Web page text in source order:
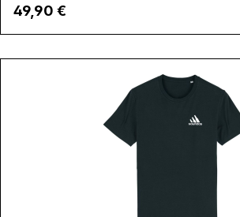
Regulärer Preis:
49,90 €